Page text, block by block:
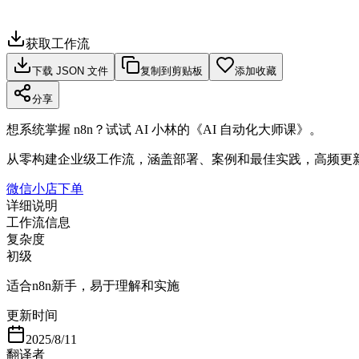
获取工作流
下载 JSON 文件 复制到剪贴板 添加收藏
分享
想系统掌握 n8n？试试 AI 小林的《AI 自动化大师课》。
从零构建企业级工作流，涵盖部署、案例和最佳实践，高频更
微信小店下单
详细说明
工作流信息
复杂度
初级
适合n8n新手，易于理解和实施
更新时间
2025/8/11
翻译者